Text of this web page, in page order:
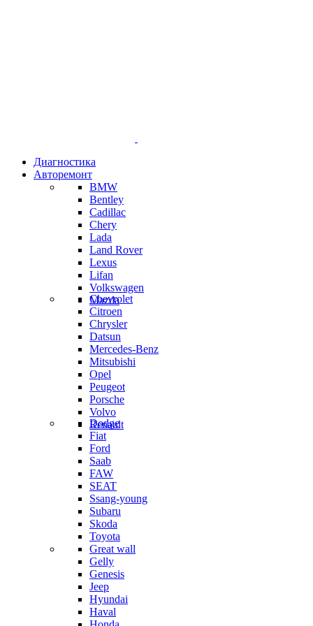
Диагностика
Авторемонт
BMW
Bentley
Cadillac
Chery
Lada
Land Rover
Lexus
Lifan
Volkswagen
Mazda
Chevrolet
Citroen
Chrysler
Datsun
Mercedes-Benz
Mitsubishi
Opel
Peugeot
Porsche
Volvo
Renault
Dodge
Fiat
Ford
Saab
FAW
SEAT
Ssang-young
Subaru
Skoda
Toyota
Great wall
Gelly
Genesis
Jeep
Hyundai
Haval